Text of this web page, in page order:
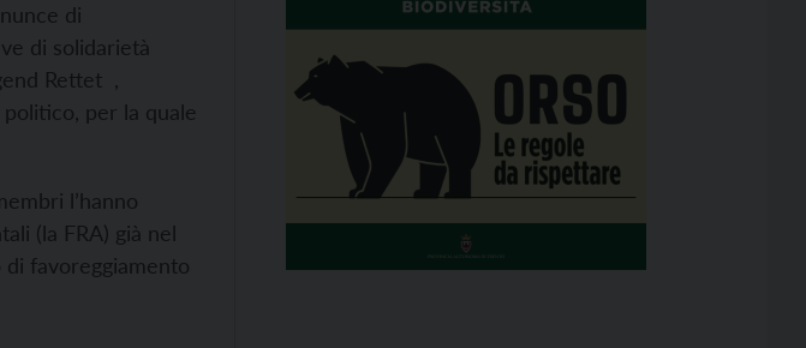
di
di solidarietà
Rettet ,
per la quale
l’hanno
(la FRA) già nel
favoreggiamento